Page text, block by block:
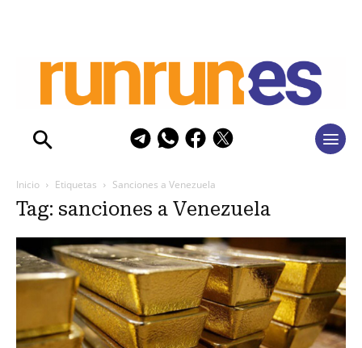
Inicio Etiquetas Sanciones a Venezuela
Tag: sanciones a Venezuela